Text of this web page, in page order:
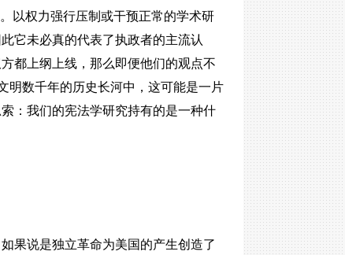
以权力强行压制或干预正常的学术研
它未必真的代表了执政者的主流认
都上纲上线，那么即便他们的观点不
明数千年的历史长河中，这可能是一片
：我们的宪法学研究持有的是一种什
果说是独立革命为美国的产生创造了